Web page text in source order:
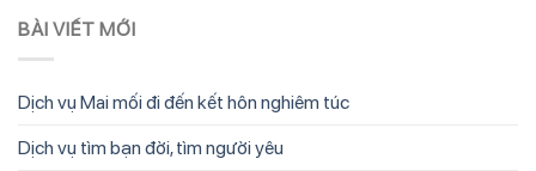
BÀI VIẾT MỚI
Dịch vụ Mai mối đi đến kết hôn nghiêm túc
Dịch vụ tìm bạn đời, tìm người yêu